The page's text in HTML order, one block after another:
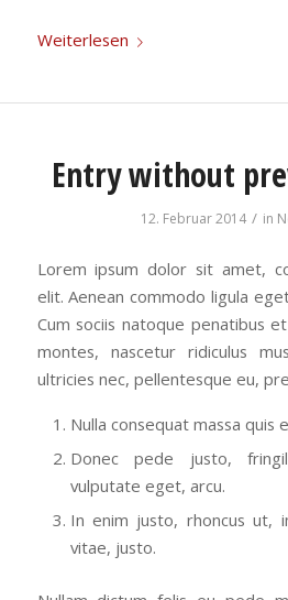
Weiterlesen
Entry without
12. Februar 2014 / in
Lorem ipsum dolor sit amet,
elit. Aenean commodo ligula
Cum sociis natoque penatibus
montes, nascetur ridiculus
ultricies nec, pellentesque eu,
Nulla consequat massa quis
Donec pede justo,
vulputate eget, arcu.
In enim justo, rhoncus ut,
vitae, justo.